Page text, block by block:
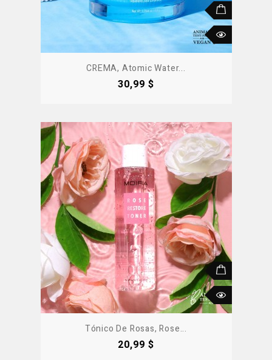
CREMA, Atomic Water...
Precio
30,99 $
Tónico De Rosas, Rose...
Precio
20,99 $